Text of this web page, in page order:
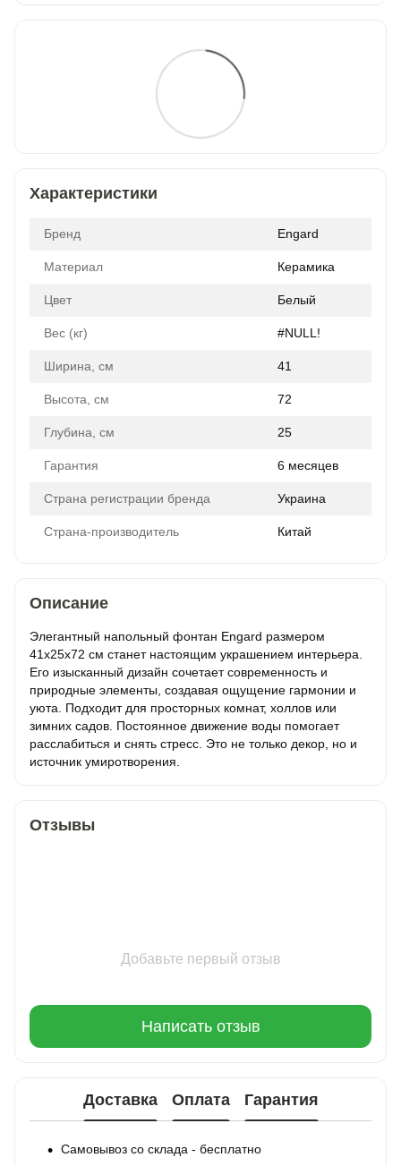
Характеристики
Бренд Engard
Материал Керамика
Цвет Белый
Вес (кг) #NULL!
Ширина, см 41
Высота, см 72
Глубина, см 25
Гарантия 6 месяцев
Страна регистрации бренда Украина
Страна-производитель Китай
Описание
Элегантный напольный фонтан Engard размером
41х25х72 см станет настоящим украшением интерьера.
Его изысканный дизайн сочетает современность и
природные элементы, создавая ощущение гармонии и
уюта. Подходит для просторных комнат, холлов или
зимних садов. Постоянное движение воды помогает
расслабиться и снять стресс. Это не только декор, но и
источник умиротворения.
Отзывы
Добавьте первый отзыв
Написать отзыв
Доставка Оплата Гарантия
Самовывоз со склада - бесплатно